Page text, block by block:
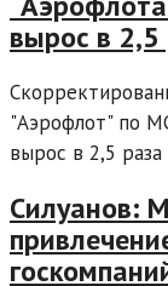
вырос в 2,5
"Аэрофлот" по
вырос в 2,5 раза
Силуанов: